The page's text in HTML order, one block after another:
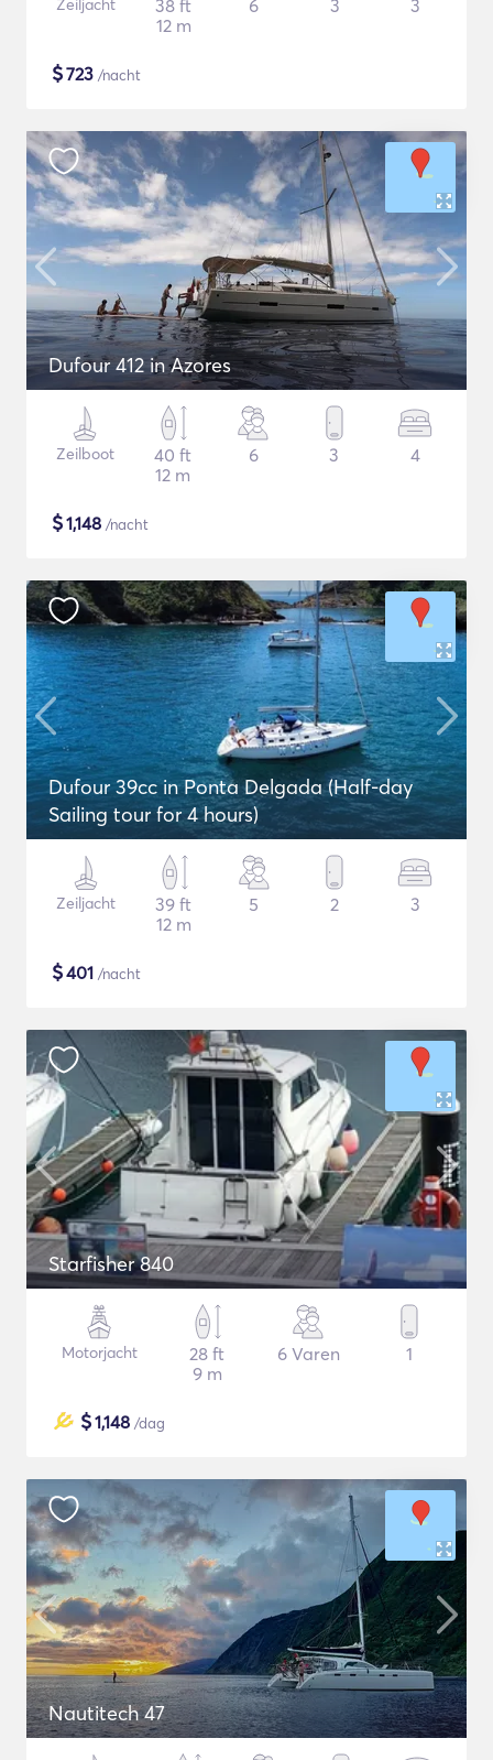
Zeiljacht
38 ft
12 m
6 3 3
$723 /nacht
Dufour 412 in Azores
Zeilboot
40 ft
12 m
6 3 4
$1,148 /nacht
Dufour 39cc in Ponta Delgada (Half-day
Sailing tour for 4 hours)
Zeiljacht
39 ft
12 m
5 2 3
$401 /nacht
Starfisher 840
Motorjacht
28 ft
9 m
6 Varen 1
$1,148 /dag
Nautitech 47